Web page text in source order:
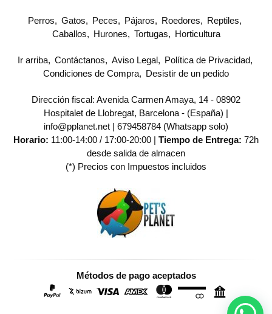
Perros Gatos Peces Pájaros Roedores
Reptiles
Caballos
Hurones Tortugas Horticultura
Ir arriba Contáctanos Aviso Legal
Política de Privacidad
Condiciones de Compra
Desistir de un pedido
Dirección fiscal: Avenida Carmen Amaya, 14 - 08902
Hospitalet de Llobregat, Barcelona - (España) |
info@pplanet.net | 679458784 (Whatsapp solo)
Horario: 11:00-14:00 / 17:00-20:00 | Tiempo de Entrega: 72h
desde salida de almacen
(*) Precios con Impuestos incluidos
Métodos de pago aceptados